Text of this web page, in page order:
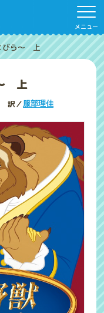
メニュー
びら～ 上
上
訳／服部理佳